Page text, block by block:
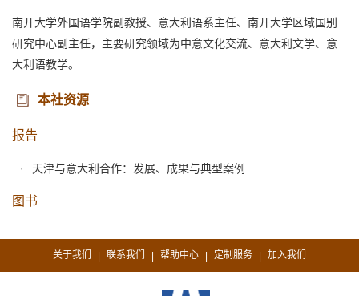
南开大学外国语学院副教授、意大利语系主任、南开大学区域国别
研究中心副主任，主要研究领域为中意文化交流、意大利文学、意
大利语教学。
本社资源
报告
天津与意大利合作：发展、成果与典型案例
图书
关于我们 | 联系我们 | 帮助中心 | 定制服务 | 加入我们